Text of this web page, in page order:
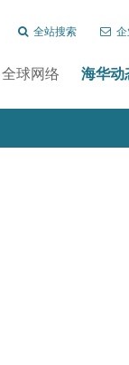
全站搜索 企
全球网络 海华动